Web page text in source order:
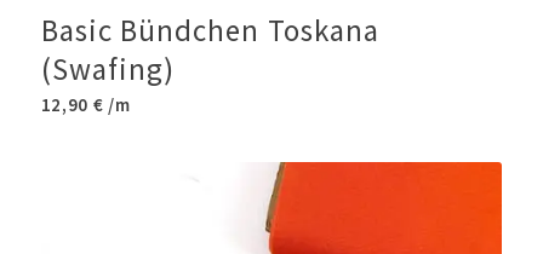
Basic Bündchen Toskana
(Swafing)
12,90 € /m